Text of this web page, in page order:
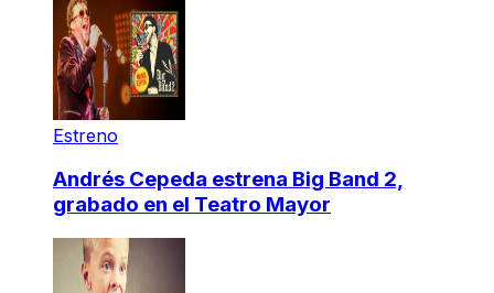
Estreno
Andrés Cepeda estrena Big Band 2,
grabado en el Teatro Mayor